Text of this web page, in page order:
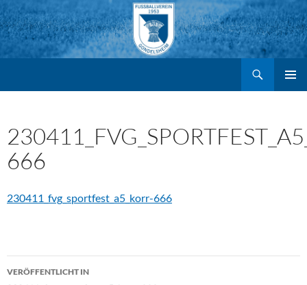
Zum
Inhalt
springen
666
230411_fvg_sportfest_a5_korr-666
Beitragsnavigation
VERÖFFENTLICHT IN